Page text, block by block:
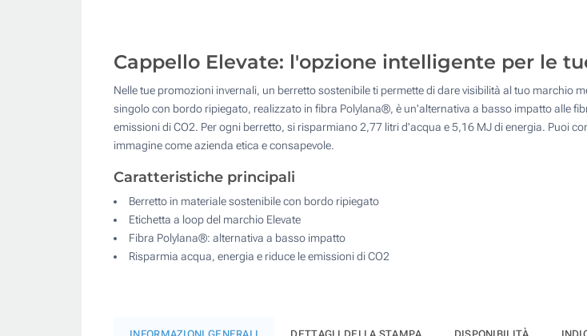
100
200
Quantità desiderata :
Cappello Elevate: l'opzione intelligente per le
Nelle tue promozioni invernali, un berretto sostenibile ti permette di dare visibilità al tuo marchio
singolo con bordo ripiegato, realizzato in fibra Polylana®, è un'alternativa a basso impatto alle
emissioni di CO2. Per ogni berretto, si risparmiano 2,77 litri d'acqua e 5,16 MJ di energia. Puoi
immagine come azienda etica e consapevole.
Caratteristiche principali
Berretto in materiale sostenibile con bordo ripiegato
Etichetta a loop del marchio Elevate
Fibra Polylana®: alternativa a basso impatto
Risparmia acqua, energia e riduce le emissioni di CO2